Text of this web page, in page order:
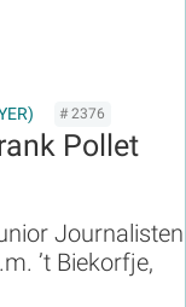
# 2376
Pollet
Journalisten
’t Biekorfje,